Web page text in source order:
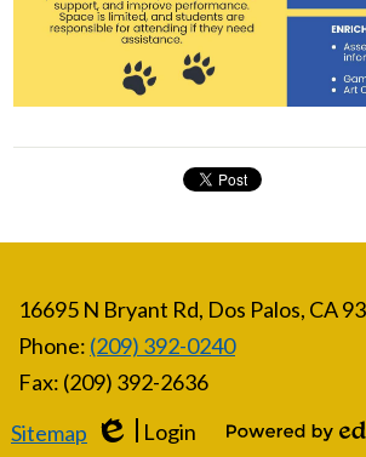
16695 N Bryant Rd, Dos Palos, CA
Phone: (209) 392-0240
Fax: (209) 392-2636
Sitemap
Login